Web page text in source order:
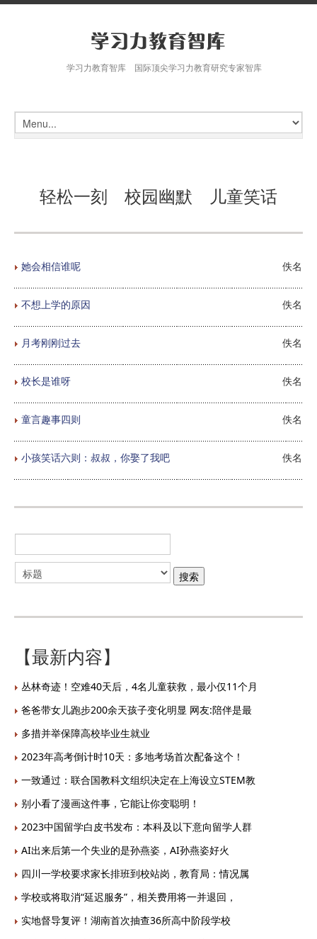
学习力教育智库 国际顶尖学习力教育研究专家智库
轻松一刻 校园幽默 儿童笑话
她会相信谁呢 佚名
不想上学的原因 佚名
月考刚刚过去 佚名
校长是谁呀 佚名
童言趣事四则 佚名
小孩笑话六则：叔叔，你娶了我吧 佚名
【最新内容】
丛林奇迹！空难40天后，4名儿童获救，最小仅11个月
爸爸带女儿跑步200余天孩子变化明显 网友:陪伴是最
多措并举保障高校毕业生就业
2023年高考倒计时10天：多地考场首次配备这个！
一致通过：联合国教科文组织决定在上海设立STEM教
别小看了漫画这件事，它能让你变聪明！
2023中国留学白皮书发布：本科及以下意向留学人群
AI出来后第一个失业的是孙燕姿，AI孙燕姿好火
四川一学校要求家长排班到校站岗，教育局：情况属
学校或将取消“延迟服务”，相关费用将一并退回，
实地督导复评！湖南首次抽查36所高中阶段学校